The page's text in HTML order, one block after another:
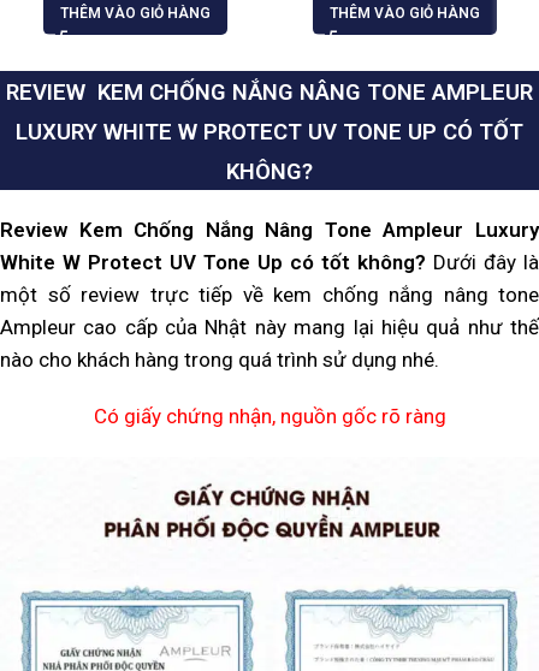
THÊM VÀO GIỎ HÀNG THÊM VÀO GIỎ HÀNG
REVIEW KEM CHỐNG NẮNG NÂNG TONE AMPLEUR
LUXURY WHITE W PROTECT UV TONE UP CÓ TỐT
KHÔNG?
Review Kem Chống Nắng Nâng Tone Ampleur Luxury
White W Protect UV Tone Up có tốt không? Dưới đây là
một số review trực tiếp về kem chống nắng nâng tone
Ampleur cao cấp của Nhật này mang lại hiệu quả như thế
nào cho khách hàng trong quá trình sử dụng nhé.
Có giấy chứng nhận, nguồn gốc rõ ràng